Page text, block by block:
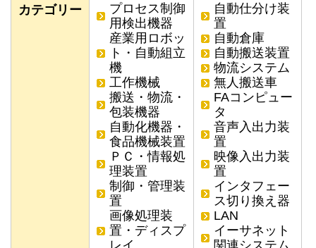
カテゴリー
プロセス制御
用検出機器
産業用ロボッ
ト・自動組立
機
工作機械
搬送・物流・
包装機器
自動化機器・
食品機械装置
ＰＣ・情報処
理装置
制御・管理装
置
画像処理装
置・ディスプ
レイ
自動仕分け装
置
自動倉庫
自動搬送装置
物流システム
無人搬送車
FAコンピュー
タ
音声入出力装
置
映像入出力装
置
インタフェー
ス切り換え器
LAN
イーサネット
関連システム